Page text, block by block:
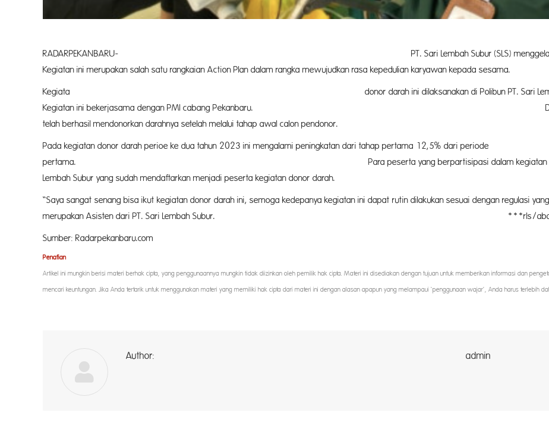
RADARPEKANBARU- PT. Sari Lembah Subur (SLS) menggelar aksi Donor
Kegiatan ini merupakan salah satu rangkaian Action Plan dalam rangka mewujudkan rasa kepedulian karyawan kepada sesama.
Kegiata donor darah ini dilaksanakan di Polibun PT. Sari Lembah Subur pada
Kegiatan ini bekerjasama dengan PMI cabang Pekanbaru. Dalam acara ini,
telah berhasil mendonorkan darahnya setelah melalui tahap awal calon pendonor.
Pada kegiatan donor darah perioe ke dua tahun 2023 ini mengalami peningkatan dari tahap pertama 12,5% dari periode
pertama. Para peserta yang berpartisipasi dalam kegiatan ini terdiri dari
Lembah Subur yang sudah mendaftarkan menjadi peserta kegiatan donor darah.
“Saya sangat senang bisa ikut kegiatan donor darah ini, semoga kedepanya kegiatan ini dapat rutin dilakukan sesuai dengan regulasi
merupakan Asisten dari PT. Sari Lembah Subur. ***rls/
Sumber: Radarpekanbaru.com
Penafian
Artikel ini mungkin berisi materi berhak cipta, yang penggunaannya mungkin tidak diizinkan oleh pemilik hak cipta. Materi ini disediakan dengan tujuan untuk memberikan informasi dan
mencari keuntungan. Jika Anda tertarik untuk menggunakan materi yang memiliki hak cipta dari materi ini dengan alasan apapun yang melampaui ‘penggunaan wajar’, Anda harus terlebih
Author: admin